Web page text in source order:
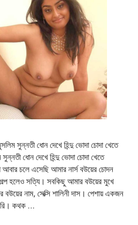
সুন্নতী ধোন দেখে হিন্দু ভোদা চোদা খেতে
ধোন দেখে হিন্দু ভোদা চোদা খেতে
চলে এসেছি আমার নার্স বউয়ের চোদন
হলেও সত্যি। সবকিছু আমার বউয়ের মুখে
নাম, সেক্সি শালিনী দাস। পেশায় একজন
কথক …